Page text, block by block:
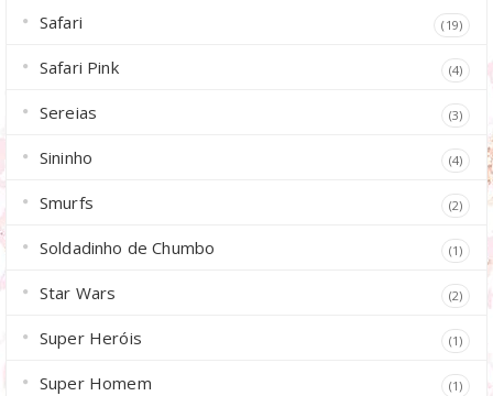
Safari (19)
Safari Pink (4)
Sereias (3)
Sininho (4)
Smurfs (2)
Soldadinho de Chumbo (1)
Star Wars (2)
Super Heróis (1)
Super Homem (1)